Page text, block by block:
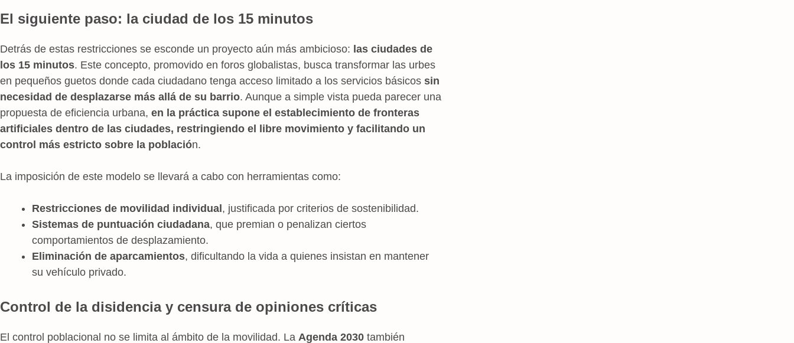
El siguiente paso: la ciudad de los 15 minutos
Detrás de estas restricciones se esconde un proyecto aún más ambicioso: las ciudades de
los 15 minutos. Este concepto, promovido en foros globalistas, busca transformar las urbes
en pequeños guetos donde cada ciudadano tenga acceso limitado a los servicios básicos sin
necesidad de desplazarse más allá de su barrio. Aunque a simple vista pueda parecer una
propuesta de eficiencia urbana, en la práctica supone el establecimiento de fronteras
artificiales dentro de las ciudades, restringiendo el libre movimiento y facilitando un
control más estricto sobre la población.
La imposición de este modelo se llevará a cabo con herramientas como:
Restricciones de movilidad individual , justificada por criterios de sostenibilidad.
Sistemas de puntuación ciudadana, que premian o penalizan ciertos
comportamientos de desplazamiento.
Eliminación de aparcamientos, dificultando la vida a quienes insistan en mantener
su vehículo privado.
Control de la disidencia y censura de opiniones críticas
El control poblacional no se limita al ámbito de la movilidad. La Agenda 2030 también